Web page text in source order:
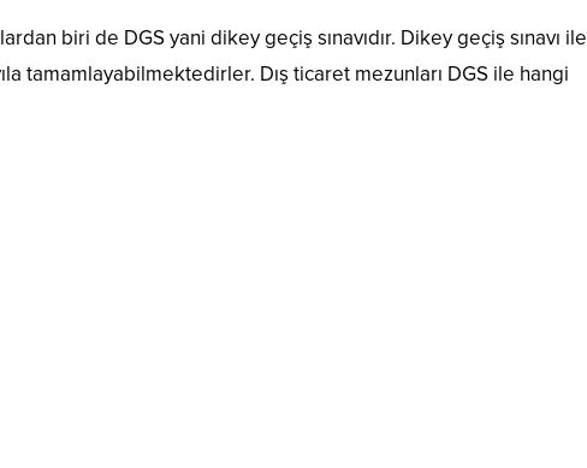
biri de DGS yani dikey geçiş sınavıdır. Dikey geçiş sınavı ile
tamamlayabilmektedirler. Dış ticaret mezunları DGS ile hangi